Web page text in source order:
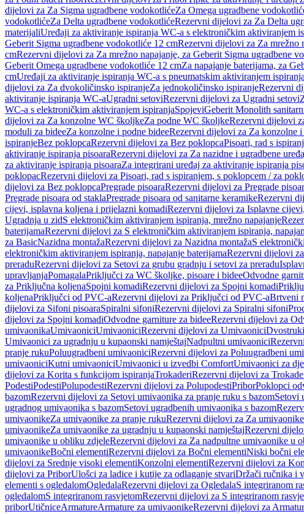
dijelovi za Za Sigma ugradbene vodokotlićeZa Omega ugradbene
vodokotlićeZa Delta ugradbene vodokotlićeRezervni dijelovi za Za Delta
materijaliUređaji za aktiviranje ispiranja WC-a s elektroničkim aktiviranjem
Geberit Sigma ugradbene vodokotliće 12 cmRezervni dijelovi za Za mrežno
cmRezervni dijelovi za Za mrežno napajanje, za Geberit Sigma ugradbene
Geberit Omega ugradbene vodokotliće 12 cmZa napajanje baterijama, za
cmUređaji za aktiviranje ispiranja WC-a s pneumatskim aktiviranjem ispiranja
dijelovi za Za dvokoličinsko ispiranjeZa jednokoličinsko ispiranjeRezervni
aktiviranje ispiranja WC-aUgradni setoviRezervni dijelovi za Ugradni setovi
WC-a s elektroničkim aktiviranjem ispiranjaSpojeviGeberit Monolith
dijelovi za Za konzolne WC školjkeZa podne WC školjkeRezervni dijelovi
moduli za bideeZa konzolne i podne bideeRezervni dijelovi za Za konzolne i
ispiranjeBez poklopcaRezervni dijelovi za Bez poklopcaPisoari, rad s
aktiviranje ispiranja pisoaraRezervni dijelovi za Za nazidne i ugradbene
za aktiviranje ispiranja pisoaraZa integrirani uređaj za aktiviranje ispiranja
poklopacRezervni dijelovi za Pisoari, rad s ispiranjem, s poklopcem / za
dijelovi za Bez poklopcaPregrade pisoaraRezervni dijelovi za Pregrade
Pregrade pisoara od staklaPregrade pisoara od sanitarne keramikeRezervni
cijevi, isplavna koljena i prijelazni komadiRezervni dijelovi za Isplavne
Ugradnja u zidS elektroničkim aktiviranjem ispiranja, mrežno napajanje
baterijamaRezervni dijelovi za S elektroničkim aktiviranjem ispiranja,
za BasicNazidna montažaRezervni dijelovi za Nazidna montažaS
elektroničkim aktiviranjem ispiranja, napajanje baterijamaRezervni dijelovi
preraduRezervni dijelovi za Setovi za grubu gradnju i setovi za preradu
upravljanjaPomagalaPriključci za WC školjke, pisoare i bideeOdvodne
za Priključna koljenaSpojni komadiRezervni dijelovi za Spojni komadi
koljenaPriključci od PVC-aRezervni dijelovi za Priključci od PVC-aBrtveni
dijelovi za Sifoni pisoaraSpiralni sifoniRezervni dijelovi za Spiralni sifoni
dijelovi za Spojni komadiOdvodne garniture za bideeRezervni dijelovi za
umivaonikaUmivaoniciUmivaoniciRezervni dijelovi za Umivaonici
Umivaonici za ugradnju u kupaonski namještajNadpultni umivaonici
pranje rukuPoluugradbeni umivaoniciRezervni dijelovi za Poluugradbeni
umivaoniciKutni umivaoniciUmivaonici u izvedbi ComfortUmivaonici za
dijelovi za Korita s funkcijom ispiranjaTrokaderiRezervni dijelovi za
PodestiPodestiPolupodestiRezervni dijelovi za PolupodestiPriborPoklopci
bazomRezervni dijelovi za Setovi umivaonika za pranje ruku s bazomSetovi
ugradnog umivaonika s bazomSetovi ugradbenih umivaonika s bazom
umivaonikeZa umivaonike za pranje rukuRezervni dijelovi za Za
umivaonikeZa umivaonike za ugradnju u kupaonski namještajRezervni
umivaonike u obliku zdjeleRezervni dijelovi za Za nadpultne umivaonike u
umivaonikeBočni elementiRezervni dijelovi za Bočni elementiNiski bočni
dijelovi za Srednje visoki elementiKonzolni elementiRezervni dijelovi za
dijelovi za PriborUlošci za ladice i kutije za odlaganje stvariDržači ručnika i
elementi s ogledalomOgledalaRezervni dijelovi za OgledalaS integriranom
ogledalomS integriranom rasvjetomRezervni dijelovi za S integriranom
priborUtičniceArmatureArmature za umivaonikeRezervni dijelovi za